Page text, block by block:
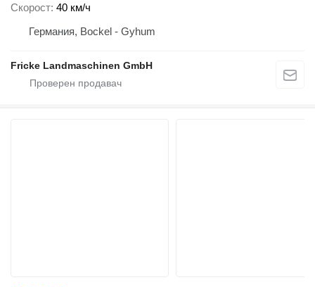
Скорост 40 км/ч
Германия, Bockel - Gyhum
Fricke Landmaschinen GmbH